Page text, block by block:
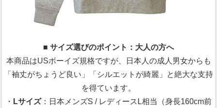
■ サイズ選びのポイント：大人の方へ
本商品はUSボーイズ規格ですが、日本人の成人男女からも
「袖丈がちょうど良い」「シルエットが綺麗」と絶大な支持
を得ています。
・ Lサイズ：日本メンズS / レディースL相当（身長160cm前